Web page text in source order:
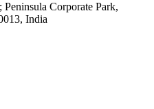
Corporate Park,
India